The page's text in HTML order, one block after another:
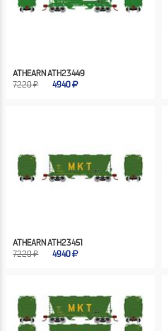
ATHEARN ATH23449
7220 ₽
4940
ATHEARN ATH23451
7220 ₽
4940